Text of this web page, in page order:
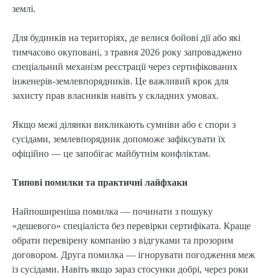
землі.
Для будинків на територіях, де велися бойові дії або які
тимчасово окуповані, з травня 2026 року запроваджено
спеціальний механізм реєстрації через сертифікованих
інженерів-землевпорядників. Це важливий крок для
захисту прав власників навіть у складних умовах.
Якщо межі ділянки викликають сумніви або є спори з
сусідами, землевпорядник допоможе зафіксувати їх
офіційно — це запобігає майбутнім конфліктам.
Типові помилки та практичні лайфхаки
Найпоширеніша помилка — починати з пошуку
«дешевого» спеціаліста без перевірки сертифіката. Краще
обрати перевірену компанію з відгуками та прозорим
договором. Друга помилка — ігнорувати погодження меж
із сусідами. Навіть якщо зараз стосунки добрі, через роки